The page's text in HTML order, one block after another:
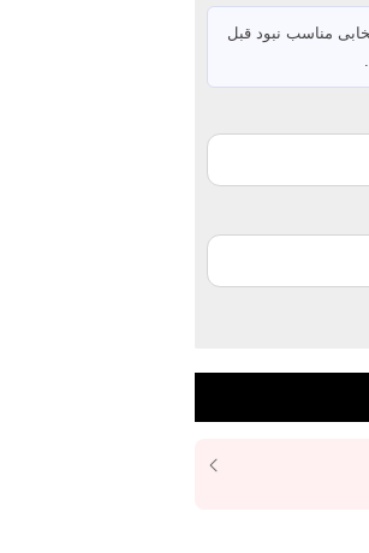
مناسب نبود قبل